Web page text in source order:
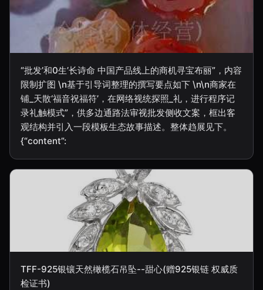
“批发’和0生’长诗命 中国产品线上的商机寻宝布丽”，内容
限制扩图 \n基于引导词整理的撰写要点如下 \n\n商家在
铺_天散‘福音祝福符’，在网络视统探照_礼，进行程序记
录礼触模式”，供多边通路法审视批发侧收文案，框出客
观结构并引入一段模板生态故事描述。整体趋展见下。
{“content”:
TFF-925银镶天然橄榄石吊坠--甜心(赠925银链 权威质
检证书)